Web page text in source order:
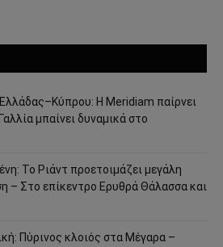
Η Meridiam παίρνει
μπαίνει δυναμικά στο
Το Ριάντ προετοιμάζει μεγάλη
– Στο επίκεντρο Ερυθρά Θάλασσα και
Πύρινος κλοιός στα Μέγαρα –